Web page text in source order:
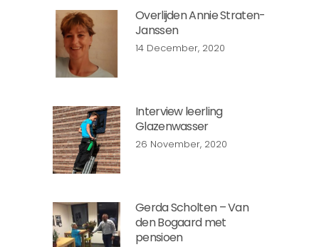
Overlijden Annie Straten-
Janssen
14 December, 2020
Interview leerling
Glazenwasser
26 November, 2020
Gerda Scholten – Van
den Bogaard met
pensioen